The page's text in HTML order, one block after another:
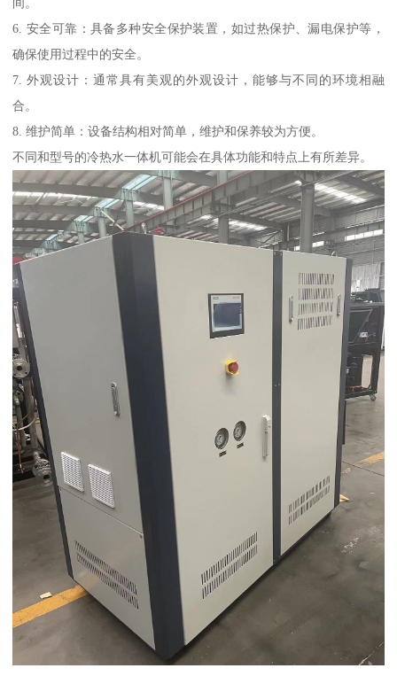
6. 安全可靠：具备多种安全保护装置，如过热保护、漏电保护等，
确保使用过程中的安全。
7. 外观设计：通常具有美观的外观设计，能够与不同的环境相融
合。
8. 维护简单：设备结构相对简单，维护和保养较为方便。
不同和型号的冷热水一体机可能会在具体功能和特点上有所差异。